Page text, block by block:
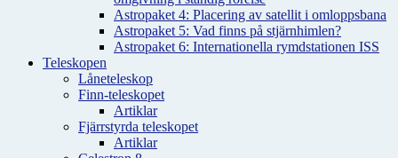
Astropaket 4: Placering av satellit i omloppsbana
Astropaket 5: Vad finns på stjärnhimlen?
Astropaket 6: Internationella rymdstationen ISS
Teleskopen
Låneteleskop
Finn-teleskopet
Artiklar
Fjärrstyrda teleskopet
Artiklar